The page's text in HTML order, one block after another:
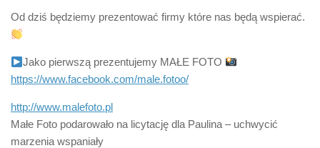
Od dziś będziemy prezentować firmy które nas będą wspierać.
Jako pierwszą prezentujemy MAŁE FOTO
https://www.facebook.com/male.fotoo/
http://www.malefoto.pl
Małe Foto podarowało na licytację dla Paulina – uchwycić
marzenia wspaniały